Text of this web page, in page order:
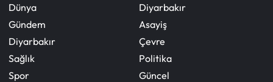
Dünya
Gündem
Diyarbakır
Sağlık
Spor
Diyarbakır
Asayiş
Çevre
Politika
Güncel